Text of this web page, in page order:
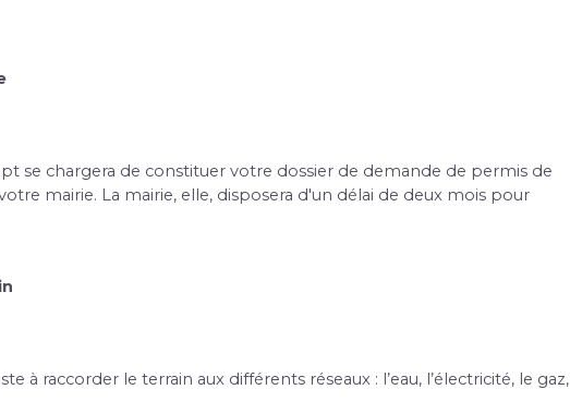
se chargera de constituer votre dossier de demande de permis de
mairie. La mairie, elle, disposera d'un délai de deux mois pour
à raccorder le terrain aux différents réseaux : l’eau, l’électricité, le gaz,